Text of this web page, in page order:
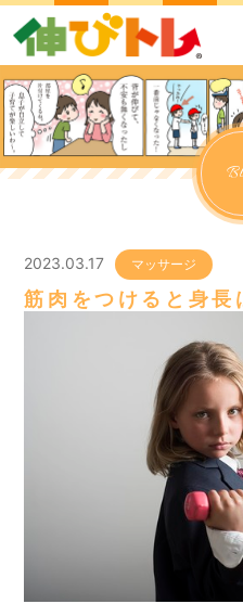
2023.03.17 マッサージ
筋肉をつけると身長